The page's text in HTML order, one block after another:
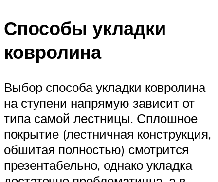
Способы укладки
ковролина
Выбор способа укладки ковролина
на ступени напрямую зависит от
типа самой лестницы. Сплошное
покрытие (лестничная конструкция,
обшитая полностью) смотрится
презентабельно, однако укладка